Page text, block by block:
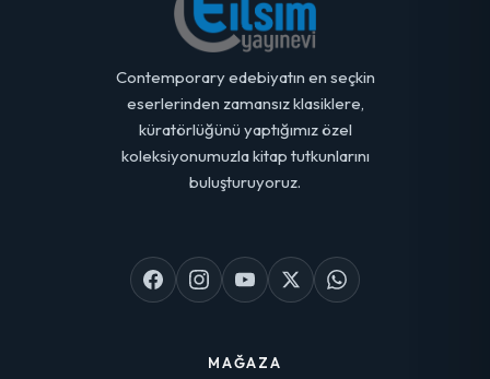
Contemporary edebiyatın en seçkin
eserlerinden zamansız klasiklere,
küratörlüğünü yaptığımız özel
koleksiyonumuzla kitap tutkunlarını
buluşturuyoruz.
MAĞAZA